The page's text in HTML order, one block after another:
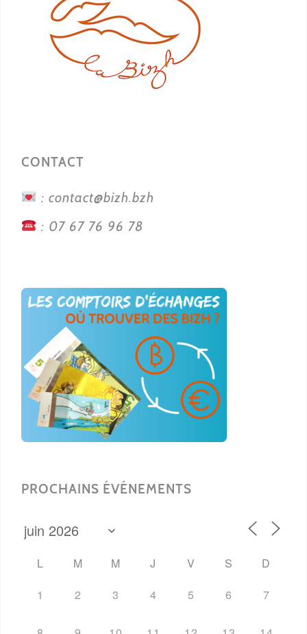
CONTACT
: contact@bizh.bzh
: 07 67 76 96 78
PROCHAINS ÉVÉNEMENTS
L M M J V S
D
1
2 3 4 5 6 7